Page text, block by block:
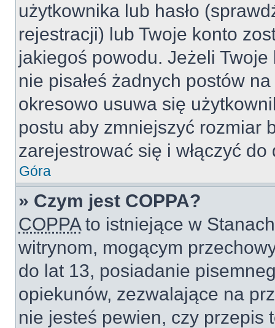
użytkownika lub hasło
rejestracji) lub Twoje konto
jakiegoś powodu. Jeżeli
nie pisałeś żadnych postów
okresowo usuwa się
postu aby zmniejszyć rozmiar
zarejestrować się i włączyć
Góra
» Czym jest COPPA?
COPPAto istniejące w
witrynom, mogącym
do lat 13, posiadanie
opiekunów, zezwalające na
nie jesteś pewien, czy przepis